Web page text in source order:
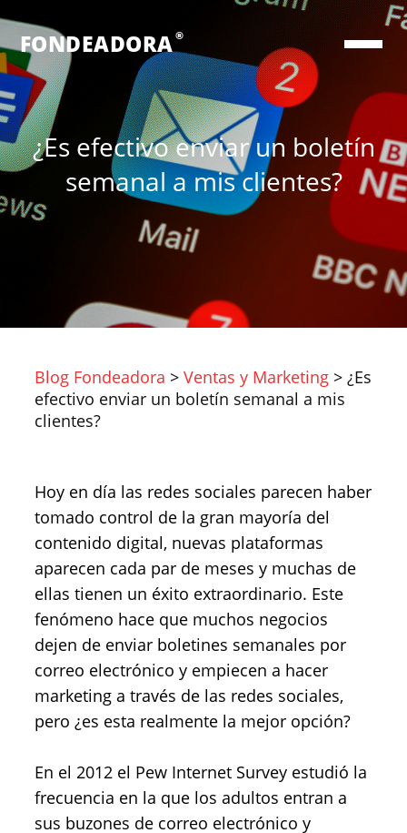
FONDEADORA®
¿Es efectivo enviar un boletín
semanal a mis clientes?
Blog Fondeadora > Ventas y Marketing > ¿Es
efectivo enviar un boletín semanal a mis
clientes?
Hoy en día las redes sociales parecen haber
tomado control de la gran mayoría del
contenido digital, nuevas plataformas
aparecen cada par de meses y muchas de
ellas tienen un éxito extraordinario. Este
fenómeno hace que muchos negocios
dejen de enviar boletines semanales por
correo electrónico y empiecen a hacer
marketing a través de las redes sociales,
pero ¿es esta realmente la mejor opción?
En el 2012 el Pew Internet Survey estudió la
frecuencia en la que los adultos entran a
sus buzones de correo electrónico y